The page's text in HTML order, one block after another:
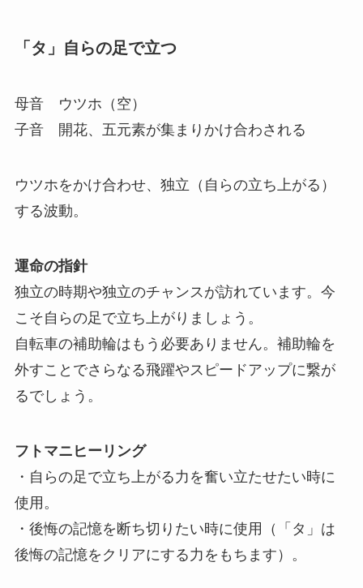
「タ」自らの足で立つ
母音 ウツホ（空）
子音 開花、五元素が集まりかけ合わされる
ウツホをかけ合わせ、独立（自らの立ち上がる）
する波動。
運命の指針
独立の時期や独立のチャンスが訪れています。今
こそ自らの足で立ち上がりましょう。
自転車の補助輪はもう必要ありません。補助輪を
外すことでさらなる飛躍やスピードアップに繋が
るでしょう。
フトマニヒーリング
・自らの足で立ち上がる力を奮い立たせたい時に
使用。
・後悔の記憶を断ち切りたい時に使用（「タ」は
後悔の記憶をクリアにする力をもちます）。